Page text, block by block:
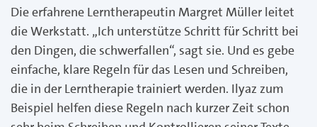
Die erfahrene Lerntherapeutin Margret Müller leitet
die Werkstatt. „Ich unterstütze Schritt für Schritt bei
den Dingen, die schwerfal­len“, sagt sie. Und es gebe
einfache, klare Regeln für das Lesen und Schreiben,
die in der Lerntherapie trainiert werden. Ilyaz zum
Beispiel helfen diese Regeln nach kurzer Zeit schon